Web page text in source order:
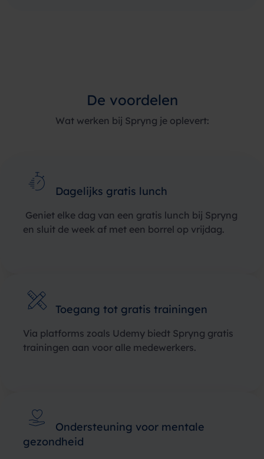
De voordelen
Wat werken bij Spryng je oplevert:
Dagelijks gratis lunch
Geniet elke dag van een gratis lunch bij Spryng
en sluit de week af met een borrel op vrijdag.
Toegang tot gratis trainingen
Via platforms zoals Udemy biedt Spryng gratis
trainingen aan voor alle medewerkers.
Ondersteuning voor mentale
gezondheid